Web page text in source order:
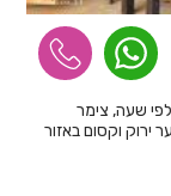
לפי שעה, צימר
ירוק וקסום באזור